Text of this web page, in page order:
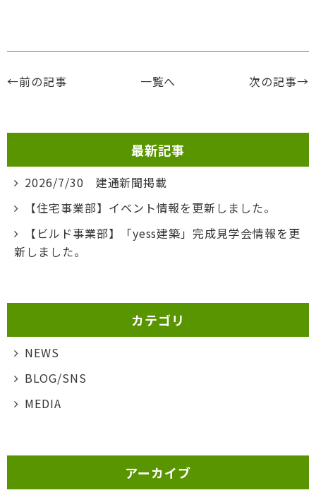
←前の記事 一覧へ 次の記事→
最新記事
2026/7/30 建通新聞掲載
【住宅事業部】イベント情報を更新しました。
【ビルド事業部】「yess建築」完成見学会情報を更
新しました。
カテゴリ
NEWS
BLOG/SNS
MEDIA
アーカイブ